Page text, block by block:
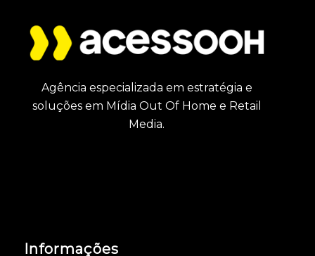
Agência especializada em estratégia e
soluções em Mídia Out Of Home e Retail
Media.
Informações